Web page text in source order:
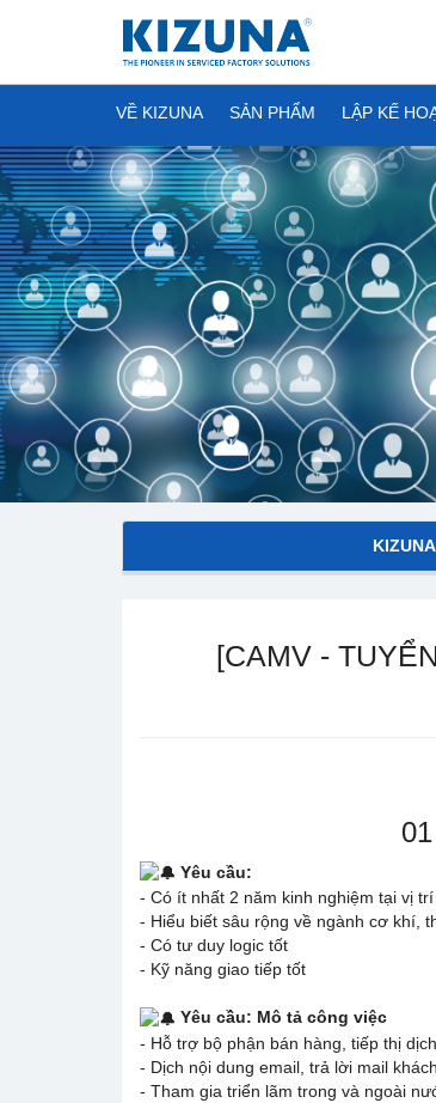
VỀ KIZUNA SẢN PHẨM LẬP KẾ
[CAMV -
Yêu cầu:
- Có ít nhất 2 năm kinh nghiệm tại vị
- Hiểu biết sâu rộng về ngành cơ khí,
- Có tư duy logic tốt
- Kỹ năng giao tiếp tốt
Yêu cầu: Mô tả công việc
- Hỗ trợ bộ phận bán hàng, tiếp thị
- Dịch nội dung email, trả lời mail
- Tham gia triển lãm trong và ngoài